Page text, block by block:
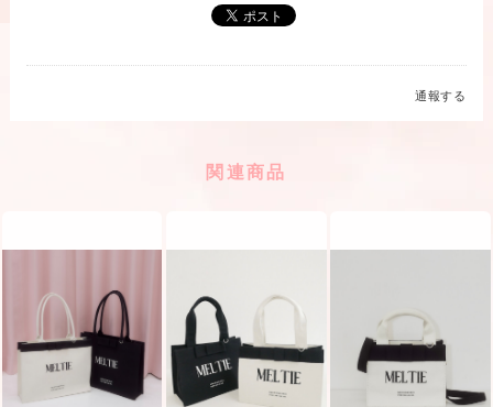
通報する
関連商品